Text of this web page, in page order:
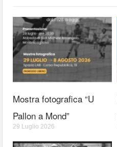
Mostra fotografica “U
Pallon a Mond”
29 Luglio 2026